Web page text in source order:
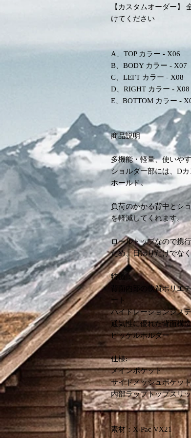
【カスタムオーダー】
けてください
A、TOP カラー - X06
B、BODY カラー - X07
C、LEFT カラー - X08
D、RIGHT カラー - X08
E、BOTTOM カラー -
商品説明
多機能・軽量、使いや
ショルダー部には、D
ホールド。
負荷のかかる背中とシ
を軽減してくれます。
ロールトップなので携
ため、日帰りだけでな
特徴：
背面内部の軟質ポリエ
ート
ハイドレーションシス
通気性に優れた背面構造
ピッケルホルダー
仕様:
メインポケット
サイドメッシュポケッ
内部ラップトップスリ
素材：X-Pac VX21